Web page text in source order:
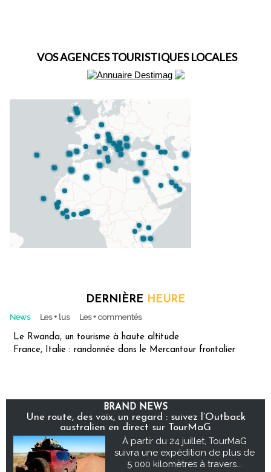
VOS AGENCES TOURISTIQUES LOCALES
DERNIÈRE HEURE
News Les + lus Les + commentés
Le Rwanda, un tourisme à haute altitude
France, Italie : randonnée dans le Mercantour frontalier
BRAND NEWS
Une route, des voix, un regard : suivez l’Outback
australien en direct sur TourMaG
À partir du 24 juillet, TourMaG
suivra une expédition de plus de
5 000 kilomètres à travers...